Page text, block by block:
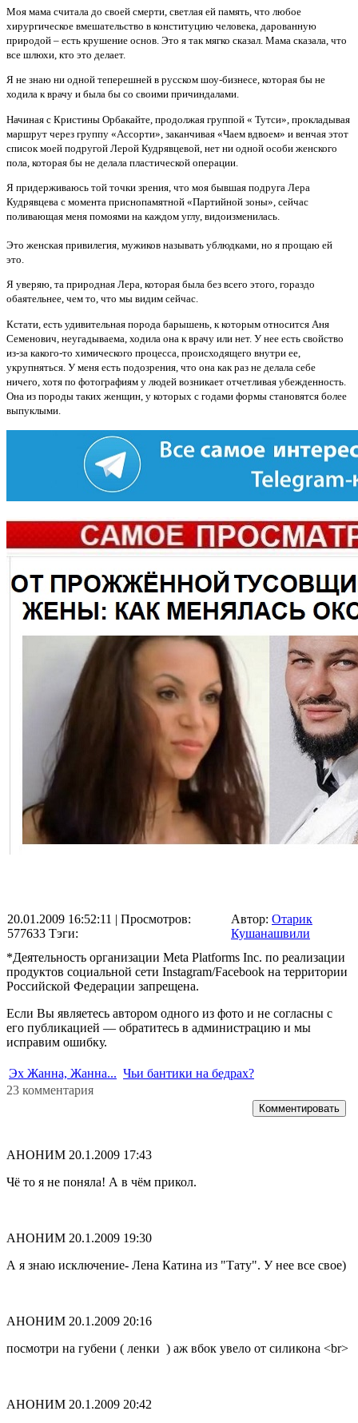
Моя мама считала до своей смерти, светлая ей память, что любое
хирургическое вмешательство в конституцию человека, дарованную
природой – есть крушение основ. Это я так мягко сказал. Мама сказала, что
все шлюхи, кто это делает.
Я не знаю ни одной теперешней в русском шоу-бизнесе, которая бы не
ходила к врачу и была бы со своими причиндалами.
Начиная с Кристины Орбакайте, продолжая группой « Тутси», прокладывая
маршрут через группу «Ассорти», заканчивая «Чаем вдвоем» и венчая этот
список моей подругой Лерой Кудрявцевой, нет ни одной особи женского
пола, которая бы не делала пластической операции.
Я придерживаюсь той точки зрения, что моя бывшая подруга Лера
Кудрявцева с момента приснопамятной «Партийной зоны», сейчас
поливающая меня помоями на каждом углу, видоизменилась.
Это женская привилегия, мужиков называть ублюдками, но я прощаю ей
это.
Я уверяю, та природная Лера, которая была без всего этого, гораздо
обаятельнее, чем то, что мы видим сейчас.
Кстати, есть удивительная порода барышень, к которым относится Аня
Семенович, неугадываема, ходила она к врачу или нет. У нее есть свойство
из-за какого-то химического процесса, происходящего внутри ее,
укрупняться. У меня есть подозрения, что она как раз не делала себе
ничего, хотя по фотографиям у людей возникает отчетливая убежденность.
Она из породы таких женщин, у которых с годами формы становятся более
выпуклыми.
20.01.2009 16:52:11 | Просмотров:
577633 Тэги:
Автор: Отарик
Кушанашвили
*Деятельность организации Meta Platforms Inc. по реализации
продуктов социальной сети Instagram/Facebook на территории
Российской Федерации запрещена.
Если Вы являетесь автором одного из фото и не согласны с
его публикацией — обратитесь в администрацию и мы
исправим ошибку.
Эх Жанна, Жанна... Чьи бантики на бедрах?
23 комментария
Комментировать
АНОНИМ 20.1.2009 17:43
Чё то я не поняла! А в чём прикол.
АНОНИМ 20.1.2009 19:30
А я знаю исключение- Лена Катина из "Тату". У нее все свое)
АНОНИМ 20.1.2009 20:16
посмотри на губени ( ленки ) аж вбок увело от силикона <br>
АНОНИМ 20.1.2009 20:42